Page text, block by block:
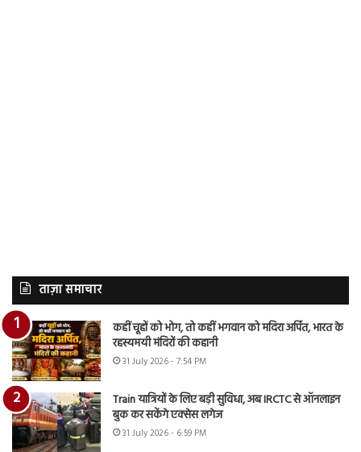
ताज़ा समाचार
कहीं चूहों को भोग, तो कहीं भगवान को मदिरा अर्पित, भारत के
रहस्यमयी मंदिरों की कहानी
31 July 2026 - 7:54 PM
Train यात्रियों के लिए बड़ी सुविधा, अब IRCTC से ऑनलाइन
बुक कर सकेंगे एक्सेस लगेज
31 July 2026 - 6:59 PM